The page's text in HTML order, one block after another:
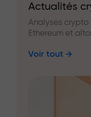
Actualités
Analyses crypto
Ethereum et
Voir tout